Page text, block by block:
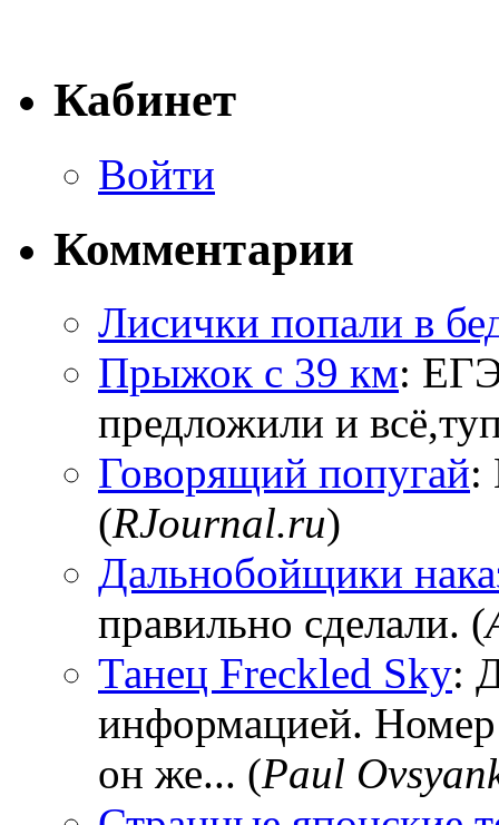
Кабинет
Войти
Комментарии
Лисички попали в
Прыжок с 39 км:
предложили и
Говорящий попугай:
(RJournal.ru)
Дальнобойщики
правильно сделали. (
Танец Freckled Sky:
информацией.
он же... (Paul